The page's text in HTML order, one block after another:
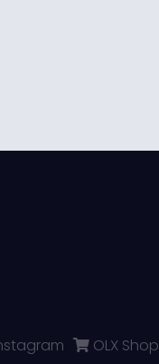
OLX Shop